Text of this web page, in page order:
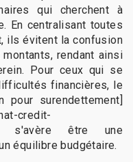
qui cherchent à
En centralisant toutes
ils évitent la confusion
rendant ainsi
Pour ceux qui se
financières, le
pour surendettement]
credit-
s'avère être une
équilibre budgétaire.